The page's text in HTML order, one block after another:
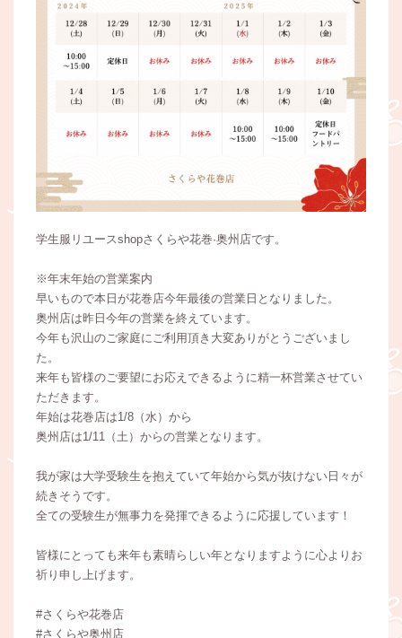
学生服リユースshopさくらや花巻·奥州店です。
※年末年始の営業案内
早いもので本日が花巻店今年最後の営業日となりました。
奥州店は昨日今年の営業を終えています。
今年も沢山のご家庭にご利用頂き大変ありがとうございまし
た。
来年も皆様のご要望にお応えできるように精一杯営業させてい
ただきます。
年始は花巻店は1/8（水）から
奥州店は1/11（土）からの営業となります。
我が家は大学受験生を抱えていて年始から気が抜けない日々が
続きそうです。
全ての受験生が無事力を発揮できるように応援しています！
皆様にとっても来年も素晴らしい年となりますように心よりお
祈り申し上げます。
#さくらや花巻店
#さくらや奥州店